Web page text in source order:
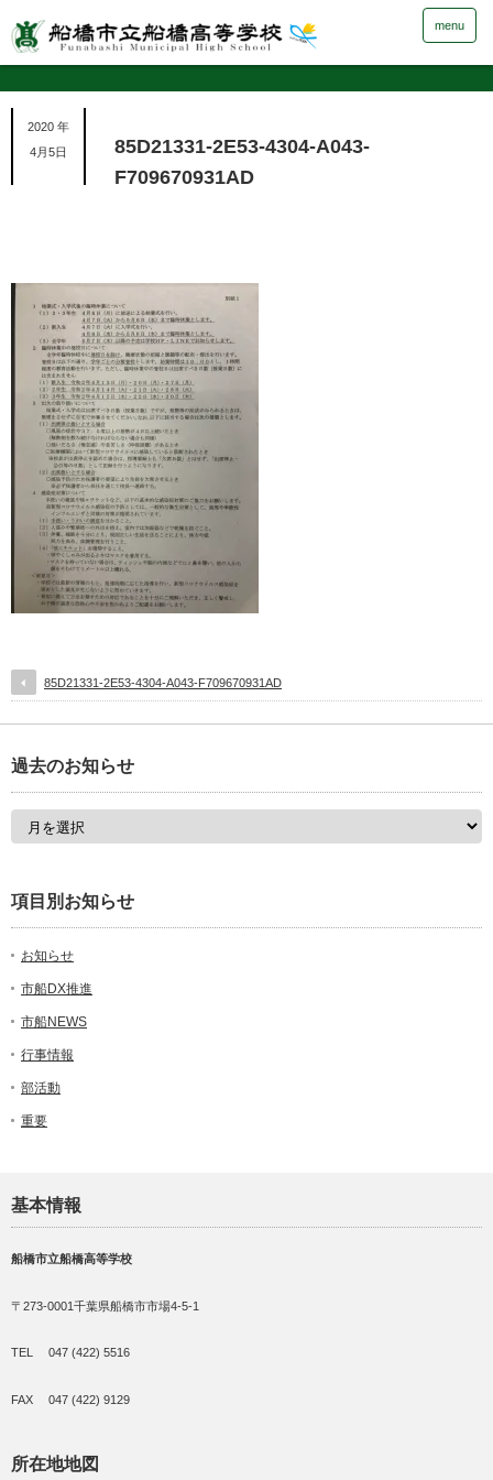
menu
2020 年
4月5日
85D21331-2E53-4304-A043-
F709670931AD
85D21331-2E53-4304-A043-F709670931AD
過去のお知らせ
項目別お知らせ
お知らせ
市船DX推進
市船NEWS
行事情報
部活動
重要
基本情報
船橋市立船橋高等学校
〒273-0001千葉県船橋市市場4-5-1
TEL 047 (422) 5516
FAX 047 (422) 9129
所在地地図